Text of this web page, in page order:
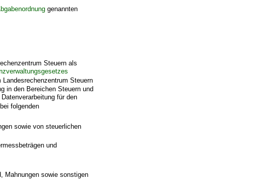
genannten
Steuern als
Landesrechenzentrum Steuern
in den Bereichen Steuern und
für den
folgenden
sowie von steuerlichen
und
Mahnungen sowie sonstigen